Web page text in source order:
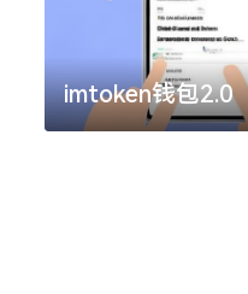
imtoken钱包2.0